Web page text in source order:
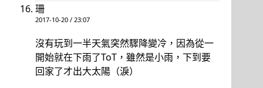
珊
2017-10-20 / 23:07
沒有玩到一半天氣突然驟降變冷，因為從一
開始就在下雨了ToT，雖然是小雨，下到要
回家了才出大太陽（淚）